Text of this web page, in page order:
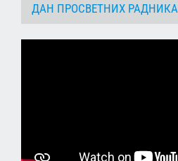
ДАН ПРОСВЕТНИХ РАДНИКА